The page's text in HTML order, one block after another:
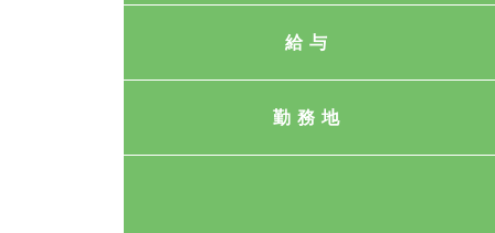
給与
勤務地